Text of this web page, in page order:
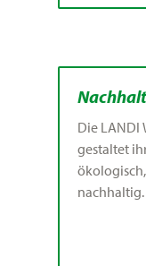
Die LANDI
gestaltet
nachhaltig.